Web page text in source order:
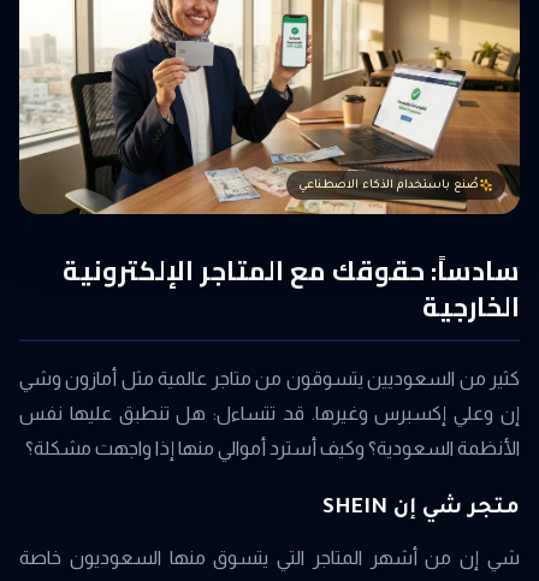
صُنع باستخدام الذكاء الاصطناعي
سادساً: حقوقك مع المتاجر الإلكترونية
الخارجية
كثير من السعوديين يتسوقون من متاجر عالمية مثل أمازون وشي
إن وعلي إكسبرس وغيرها. قد تتساءل: هل تنطبق عليها نفس
الأنظمة السعودية؟ وكيف أسترد أموالي منها إذا واجهت مشكلة؟
متجر شي إن SHEIN
شي إن من أشهر المتاجر التي يتسوق منها السعوديون خاصة